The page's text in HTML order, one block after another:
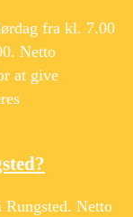
fra kl. 7.00
Netto
at give
Rungsted. Netto